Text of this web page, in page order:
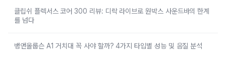
클립쉬 플렉서스 코어 300 리뷰: 디락 라이브로 원박스 사운드바의 한계
를 넘다
뱅앤올룹슨 A1 거치대 꼭 사야 할까? 4가지 타입별 성능 및 음질 분석